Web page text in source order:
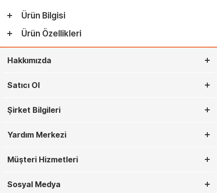
Ürün Bilgisi
Ürün Özellikleri
Hakkımızda
Satıcı Ol
Şirket Bilgileri
Yardım Merkezi
Müşteri Hizmetleri
Sosyal Medya